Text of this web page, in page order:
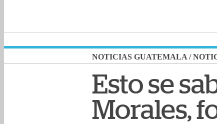
NOTICIAS GUATEMALA /
Esto se
Morales,